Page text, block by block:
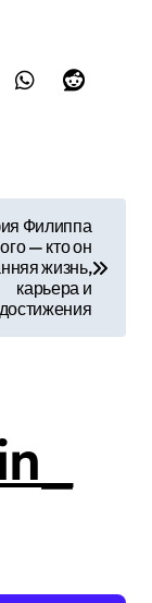
Филиппа
— кто он
жизнь,
карьера и
достижения